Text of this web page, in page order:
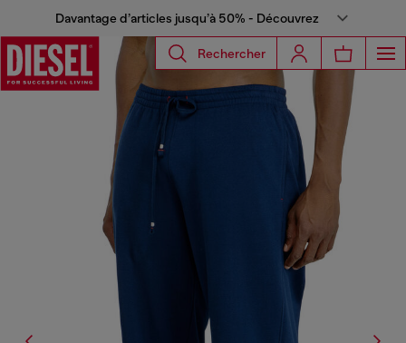
Davantage d’articles jusqu’à 50% - Découvrez
Rechercher